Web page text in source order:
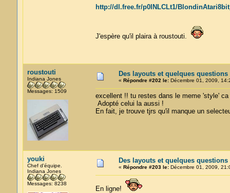
http://dl.free.fr/p0INLCLt1/
J'espère qu'il plaira à roustouti.
roustouti
Indiana Jones
Messages: 1509
Des layouts et quelques questions
« Répondre #202 le:Décembre 01, 2009,
excellent !! tu restes dans le meme 'style'
Adopté celui la aussi !
En fait, je trouve tjrs qu'il manque un
youki
Chef d'équipe.
Indiana Jones
Messages: 8238
Des layouts et quelques questions
« Répondre #203 le:Décembre 01, 2009,
En ligne!